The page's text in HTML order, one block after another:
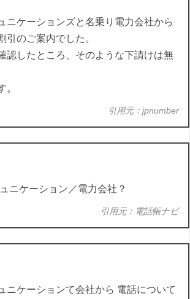
ニケーションズと名乗り電力会社から
引のご案内でした。
認したところ、そのような下請けは無
。
引用元：jpnumber
ニケーション／電力会社？
引用元：電話帳ナビ
ニケーションて会社から 電話について